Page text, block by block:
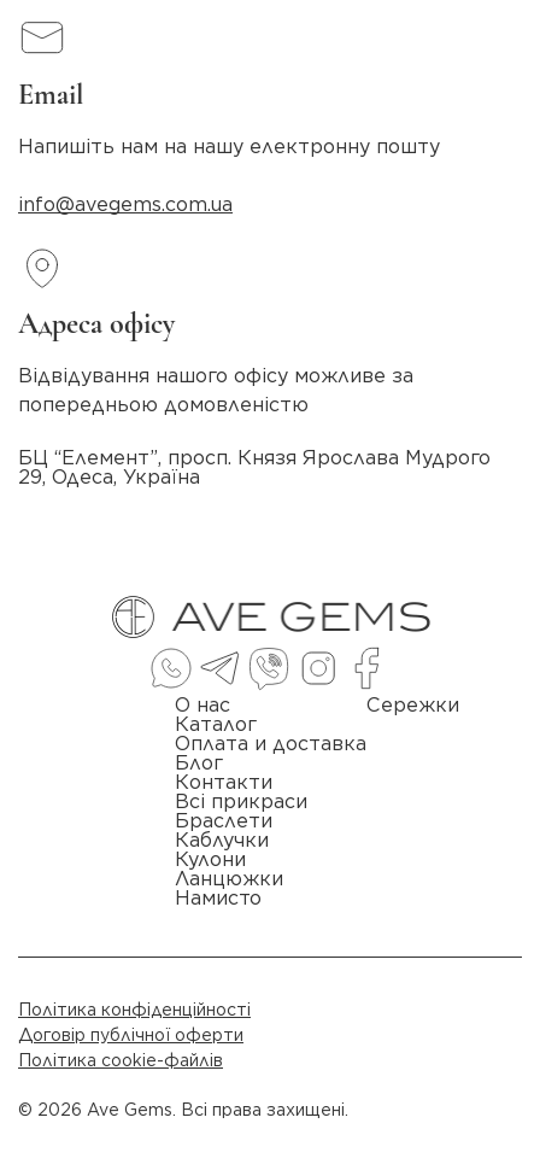
Email
Напишіть нам на нашу електронну пошту
info@avegems.com.ua
Адреса офісу
Відвідування нашого офісу можливе за
попередньою домовленістю
БЦ “Елемент”, просп. Князя Ярослава Мудрого
29, Одеса, Україна
О нас
Каталог
Оплата и доставка
Блог
Контакти
Всі прикраси
Браслети
Каблучки
Кулони
Ланцюжки
Намисто
Сережки
© 2026 Ave Gems. Всі права захищені.
Політика конфіденційності
Договір публічної оферти
Політика cookie-файлів